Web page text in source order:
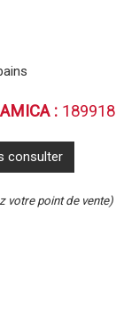
: 189918
consulter
votre point de vente)